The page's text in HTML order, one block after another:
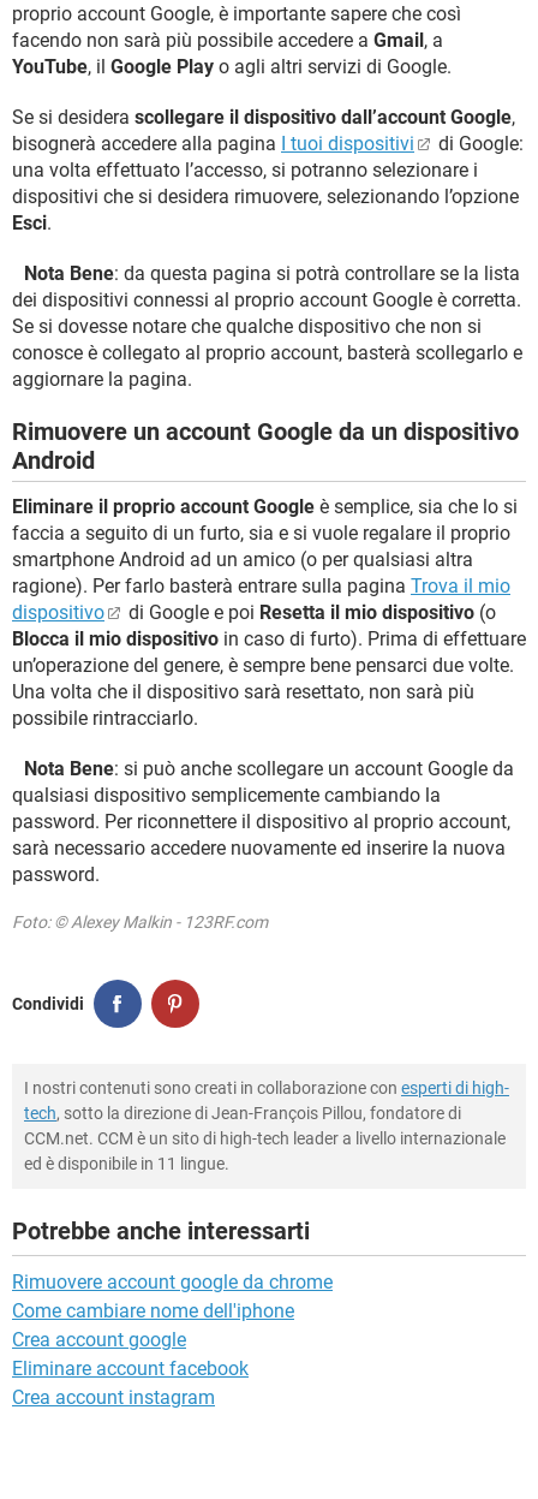
proprio account Google, è importante sapere che così
facendo non sarà più possibile accedere a Gmail, a
YouTube, il Google Play o agli altri servizi di Google.
Se si desidera scollegare il dispositivo dall’account Google,
bisognerà accedere alla pagina I tuoi dispositivi
di Google:
una volta effettuato l’accesso, si potranno selezionare i
dispositivi che si desidera rimuovere, selezionando l’opzione
Esci.
Nota Bene: da questa pagina si potrà controllare se la lista
dei dispositivi connessi al proprio account Google è corretta.
Se si dovesse notare che qualche dispositivo che non si
conosce è collegato al proprio account, basterà scollegarlo e
aggiornare la pagina.
Rimuovere un account Google da un dispositivo
Android
Eliminare il proprio account Google è semplice, sia che lo si
faccia a seguito di un furto, sia e si vuole regalare il proprio
smartphone Android ad un amico (o per qualsiasi altra
ragione). Per farlo basterà entrare sulla pagina Trova il mio
dispositivo
di Google e poi Resetta il mio dispositivo (o
Blocca il mio dispositivo in caso di furto). Prima di effettuare
un’operazione del genere, è sempre bene pensarci due volte.
Una volta che il dispositivo sarà resettato, non sarà più
possibile rintracciarlo.
Nota Bene: si può anche scollegare un account Google da
qualsiasi dispositivo semplicemente cambiando la
password. Per riconnettere il dispositivo al proprio account,
sarà necessario accedere nuovamente ed inserire la nuova
password.
Foto: © Alexey Malkin - 123RF.com
Condividi
I nostri contenuti sono creati in collaborazione con esperti di high-
tech, sotto la direzione di Jean-François Pillou, fondatore di
CCM.net. CCM è un sito di high-tech leader a livello internazionale
ed è disponibile in 11 lingue.
Potrebbe anche interessarti
Rimuovere account google da chrome
Come cambiare nome dell'iphone
Crea account google
Eliminare account facebook
Crea account instagram